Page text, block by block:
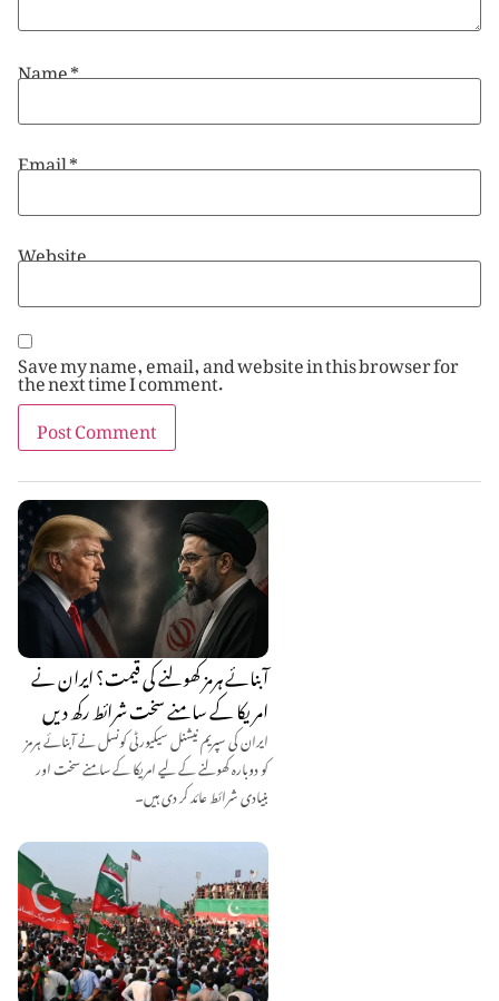
آبنائے ہرمز کھولنے کی قیمت؟ ایران نے
امریکا کے سامنے سخت شرائط رکھ دیں
ایران کی سپریم نیشنل سیکیورٹی کونسل نے آبنائے ہرمز
کو دوبارہ کھولنے کے لیے امریکا کے سامنے سخت اور
بنیادی شرائط عائد کر دی ہیں۔
Name*
Email*
Website
Save my name, email, and website in this browser for
the next time I comment.